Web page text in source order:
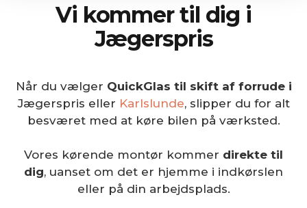
Vi kommer til dig i
Jægerspris
Når du vælger QuickGlas til skift af forrude i
Jægerspris eller Karlslunde, slipper du for alt
besværet med at køre bilen på værksted.
Vores kørende montør kommer direkte til
dig, uanset om det er hjemme i indkørslen
eller på din arbejdsplads.